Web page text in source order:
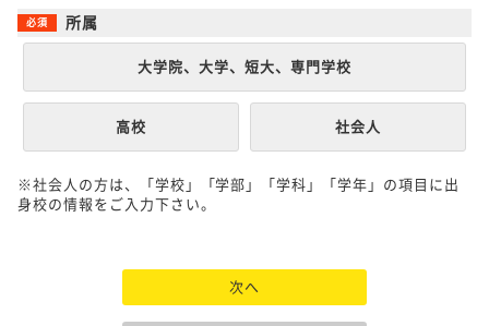
所属
大学院、大学、短大、専門学校
高校 社会人
※社会人の方は、「学校」「学部」「学科」「学年」の項目に出
身校の情報をご入力下さい。
次へ